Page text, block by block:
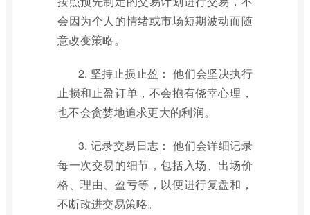
会因为个人的情绪或市场短期波动而随
意改变策略。
2. 坚持止损止盈： 他们会坚决执行
止损和止盈订单，不会抱有侥幸心理，
也不会贪婪地追求更大的利润。
3. 记录交易日志： 他们会详细记录
每一次交易的细节，包括入场、出场价
格、理由、盈亏等，以便进行复盘和，
不断改进交易策略。